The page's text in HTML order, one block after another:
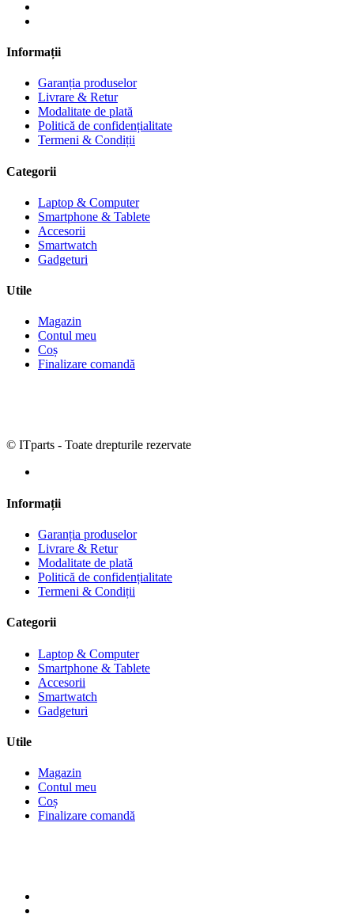
Informații
Garanția produselor
Livrare & Retur
Modalitate de plată
Politică de confidențialitate
Termeni & Condiții
Categorii
Laptop & Computer
Smartphone & Tablete
Accesorii
Smartwatch
Gadgeturi
Utile
Magazin
Contul meu
Coș
Finalizare comandă
© ITparts - Toate drepturile rezervate
Informații
Garanția produselor
Livrare & Retur
Modalitate de plată
Politică de confidențialitate
Termeni & Condiții
Categorii
Laptop & Computer
Smartphone & Tablete
Accesorii
Smartwatch
Gadgeturi
Utile
Magazin
Contul meu
Coș
Finalizare comandă